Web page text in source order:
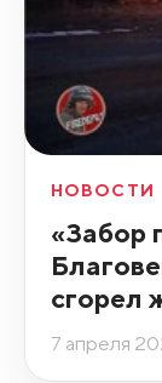
НОВОСТИ
«Забор
сгорел
7 апреля